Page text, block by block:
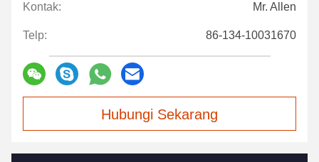
Kontak: Mr. Allen
Telp: 86-134-10031670
Hubungi Sekarang